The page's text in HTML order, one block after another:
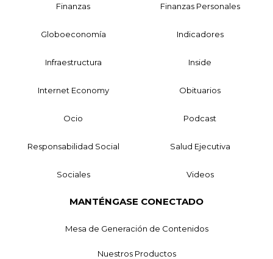
Finanzas Finanzas Personales
Globoeconomía Indicadores
Infraestructura Inside
Internet Economy Obituarios
Ocio Podcast
Responsabilidad Social Salud Ejecutiva
Sociales Videos
MANTÉNGASE CONECTADO
Mesa de Generación de Contenidos
Nuestros Productos